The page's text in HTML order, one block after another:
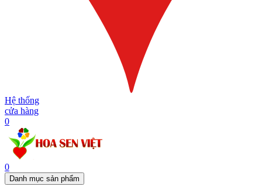
Hệ thống
cửa hàng
0
0
Danh mục sản phẩm